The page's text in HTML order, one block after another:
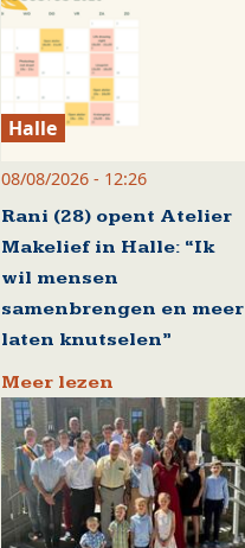
Halle
08/08/2026 - 12:26
Rani (28) opent Atelier
Makelief in Halle: “Ik
wil mensen
samenbrengen en meer
laten knutselen”
Meer lezen